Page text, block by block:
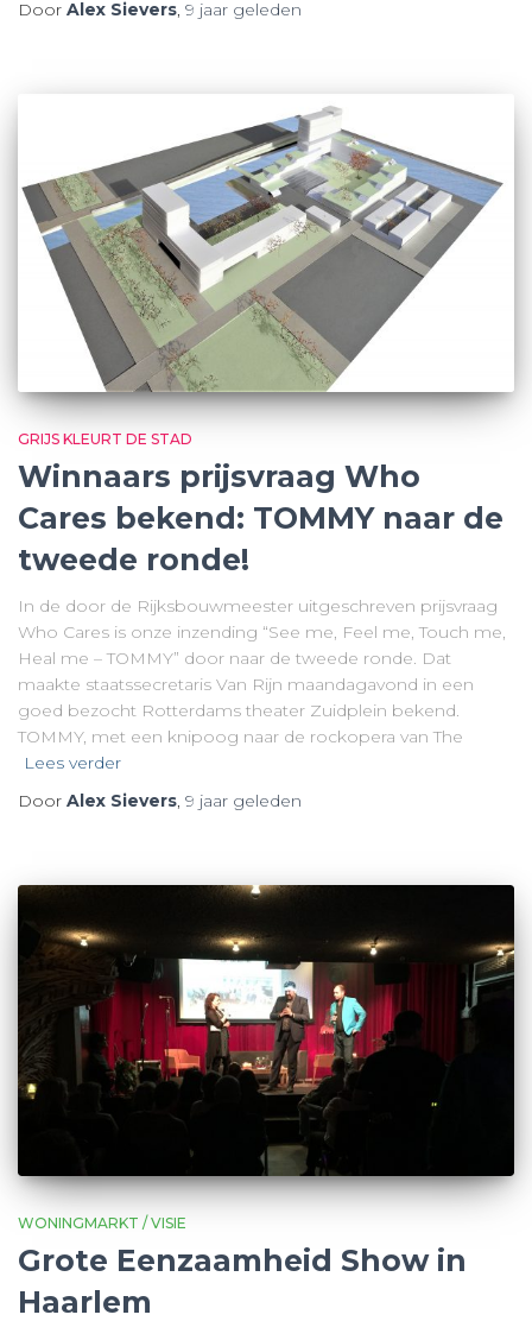
Door Alex Sievers, 9 jaar geleden
GRIJS KLEURT DE STAD
Winnaars prijsvraag Who
Cares bekend: TOMMY naar de
tweede ronde!
In de door de Rijksbouwmeester uitgeschreven prijsvraag
Who Cares is onze inzending “See me, Feel me, Touch me,
Heal me – TOMMY” door naar de tweede ronde. Dat
maakte staatssecretaris Van Rijn maandagavond in een
goed bezocht Rotterdams theater Zuidplein bekend.
TOMMY, met een knipoog naar de rockopera van The
Lees verder
Door Alex Sievers, 9 jaar geleden
WONINGMARKT / VISIE
Grote Eenzaamheid Show in
Haarlem